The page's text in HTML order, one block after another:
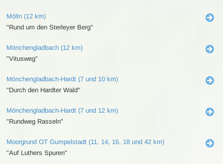
Mölln (12 km)
"Rund um den Sterleyer Berg"
Mönchengladbach (12 km)
"Vitusweg"
Mönchengladbach-Hardt (7 und 10 km)
"Durch den Hardter Wald"
Mönchengladbach-Hardt (7 und 12 km)
"Rundweg Rasseln"
Moorgrund OT Gumpelstadt (11, 14, 16, 18 und 42 km)
"Auf Luthers Spuren"